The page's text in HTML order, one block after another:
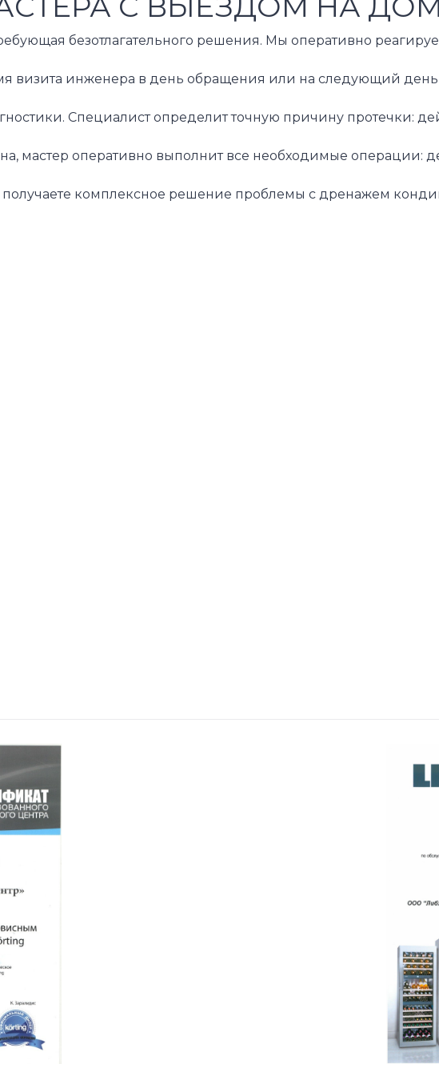
безотлагательного решения. Мы оперативно
визита инженера в день обращения или на следующий
Специалист определит точную причину
мастер оперативно выполнит все необходимые
комплексное решение проблемы с дренажем